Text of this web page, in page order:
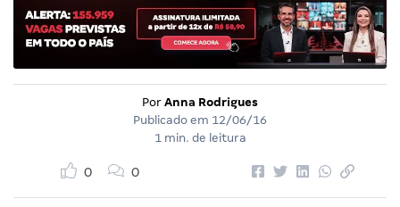
Por Anna Rodrigues
Publicado em 12/06/16
1 min. de leitura
0 0